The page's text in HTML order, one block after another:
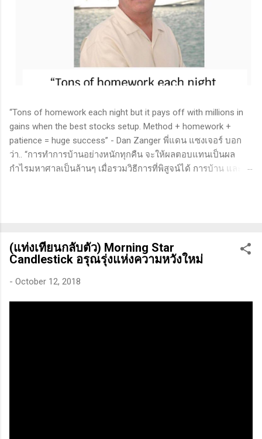
“Tons of homework each night but it pays off with millions in
gains when the best stocks setup. Method + homework +
patience = huge success” - Dan Zanger พี่แดน แซงเจอร์ บอก
ว่า.. “การทำการบ้านอย่างหนักทุกคืน จะให้ผลตอบแทนเป็นผล
กำไรมหาศาลเป็นล้านๆ เมื่อรวมวิธีการที่พิสูจน์ได้ การบ้าน และ
ในอนาคต การลงรายละเอียดในการวิเคราะห์นี้จะช่วยให้คุณ
สามารถเข้าใจตลาดและรู้จักจังหวะที่เหมาะสมในการเข้าเทรด . -
วิธีการที่พิสูจน์แล้วว่าทำเงินได้จริงและทำซ้ำได้ตลอด (Method):
การมีระบบหรือกลยุทธ์ที่ชัดเจนในการเทรดเป็นสิ่งสำคัญ เพราะจะ
(แท่งเทียนกลับตัว) Morning Star
Candlestick อรุณรุ่งแห่งความหวังใหม่
- October 12, 2018